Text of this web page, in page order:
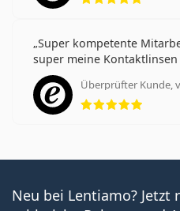
Super kompetente
super meine
Überprüfter Kunde,
Neu bei Lentiamo? Jetzt